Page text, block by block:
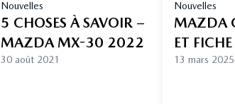
Nouvelles
5 CHOSES À SAVOIR –
MAZDA MX-30 2022
30 août 2021
Nouvelles
MAZDA
ET
13 mars 2025